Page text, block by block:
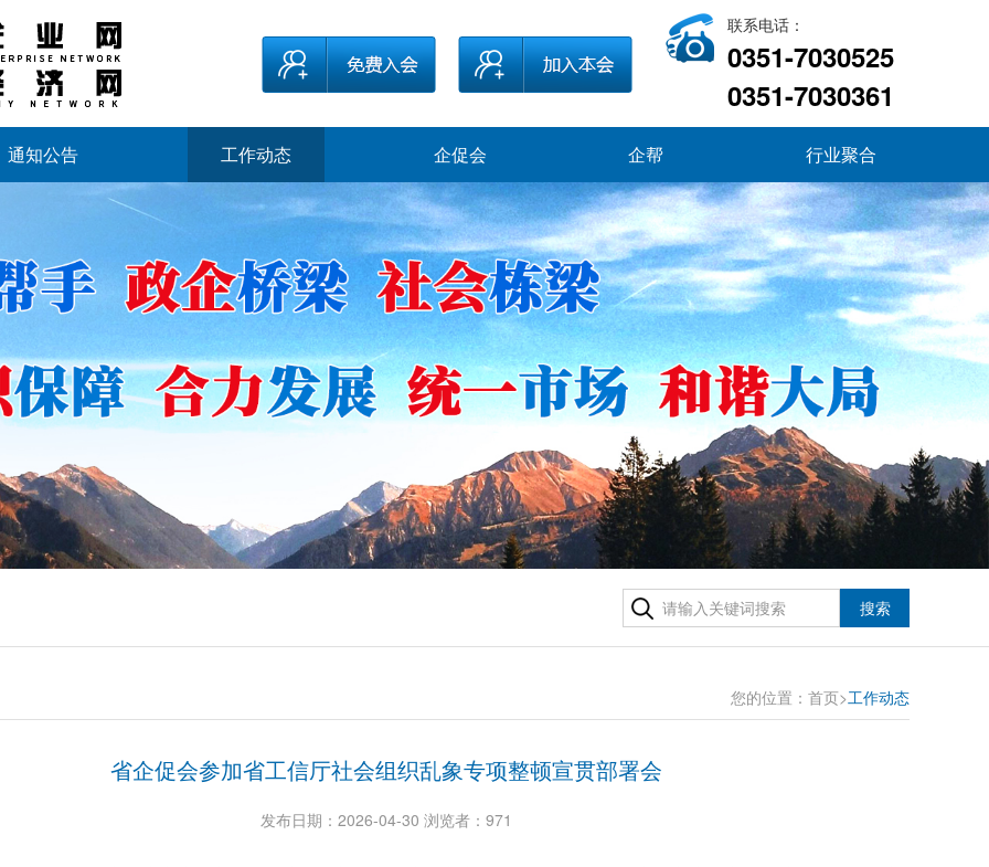
联系电话：
0351-7030525
0351-7030361
通知公告 工作动态 企促会 企帮 行业聚合
通知
成立大会邀请函
六个“民法典宣传月”活动
通知
立大会邀请函
搜索
您的位置： 首页>工作动态
省企促会参加省工信厅社会组织乱象专项整顿宣贯部署会
发布日期：2026-04-30 浏览者：971